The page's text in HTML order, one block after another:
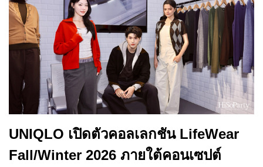
UNIQLO เปิดตัวคอลเลกชัน LifeWear
Fall/Winter 2026 ภายใต้คอนเซปต์